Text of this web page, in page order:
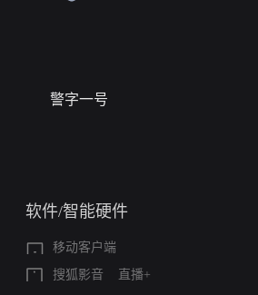
警字一号
软件/智能硬件
移动客户端
搜狐影音
直播+